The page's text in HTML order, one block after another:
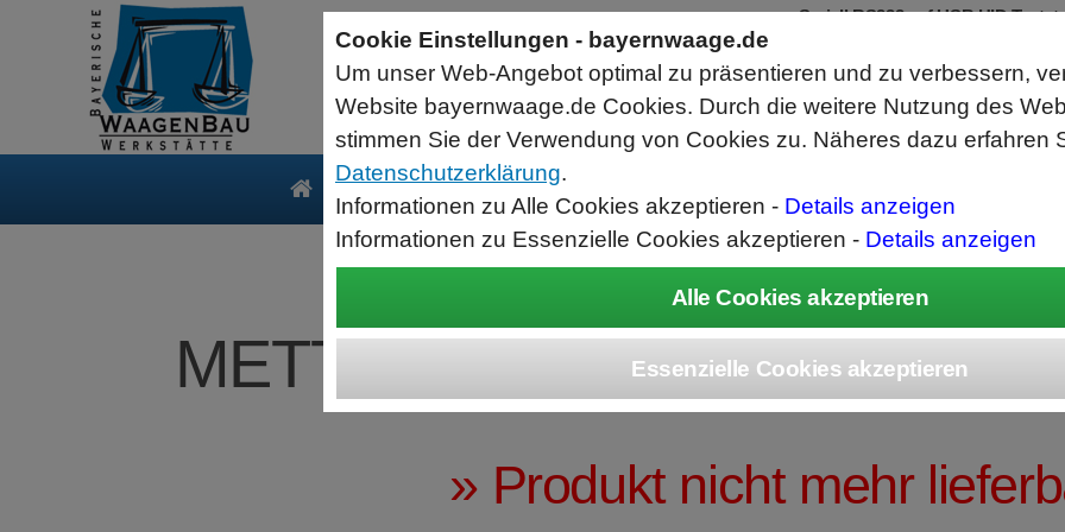
METTLER-TOLEDO
» Produkt nicht mehr
Produkte Service
Sartorius Feuchtebestimmer MA35
jetzt zum Aktionspreis
Der MA35 ist das Einsteigermodell zur schnellen und
zuverlässigen Bestimmung der Materialfeuchte flüssiger, pastöser
und fester Substanzen mit dem Verfahren der Thermogravimetrie.
Wägebereich: 35 g, Ablesbarkeit: 1 mg
Seriell RS232 auf USB HID
RS232 Daten in Computer
Funktioniert wie eine USB Tastatur,
Verwendet Standard USB Tastatur
Datenbearbeitung vor Ausgabe
Cookie Einstellungen - bayernwaage.de
Um unser Web-Angebot optimal zu präsentieren und zu verbessern,
Website bayernwaage.de Cookies. Durch die weitere Nutzung des
stimmen Sie der Verwendung von Cookies zu. Näheres dazu erfahren
Datenschutzerklärung.
Informationen zu Alle Cookies akzeptieren - Details anzeigen
Informationen zu Essenzielle Cookies akzeptieren - Details anzeigen